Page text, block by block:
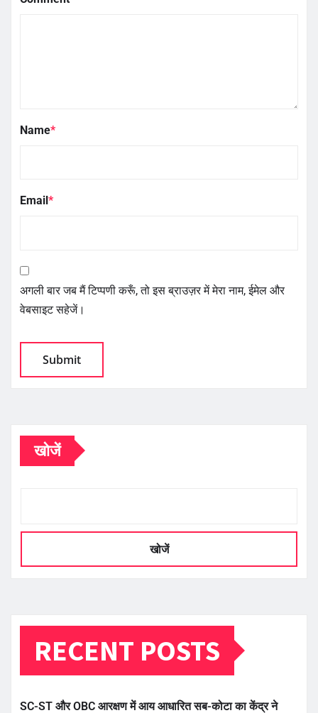
Name*
Email*
अगली बार जब मैं टिप्पणी करूँ, तो इस ब्राउज़र में मेरा नाम, ईमेल और
वेबसाइट सहेजें।
खोजें
खोजें
RECENT POSTS
SC-ST और OBC आरक्षण में आय आधारित सब-कोटा का केंद्र ने